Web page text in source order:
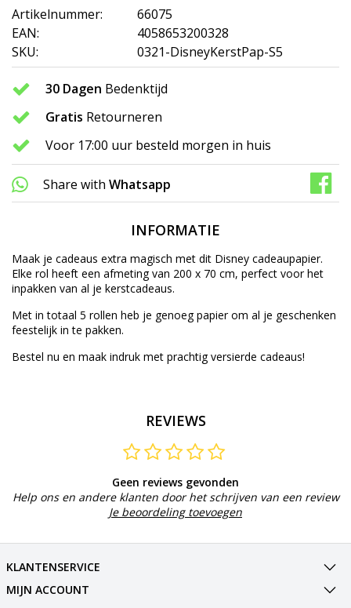
Artikelnummer:
66075
EAN:
4058653200328
SKU:
0321-DisneyKerstPap-S5
30 Dagen Bedenktijd
Gratis Retourneren
Voor 17:00 uur besteld morgen in huis
Share with Whatsapp
INFORMATIE
Maak je cadeaus extra magisch met dit Disney cadeaupapier.
Elke rol heeft een afmeting van 200 x 70 cm, perfect voor het
inpakken van al je kerstcadeaus.
Met in totaal 5 rollen heb je genoeg papier om al je geschenken
feestelijk in te pakken.
Bestel nu en maak indruk met prachtig versierde cadeaus!
REVIEWS
Geen reviews gevonden
Help ons en andere klanten door het schrijven van een review
Je beoordeling toevoegen
KLANTENSERVICE
MIJN ACCOUNT